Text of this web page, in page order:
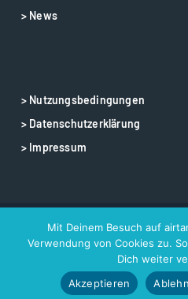
> News
> Nutzungsbedingungen
> Datenschutzerklärung
> Impressum
© 2025 airtango – airtango is a
Mit Deinem Besuch auf
Verwendung von Cookies zu.
Dich weiter
Akzeptieren